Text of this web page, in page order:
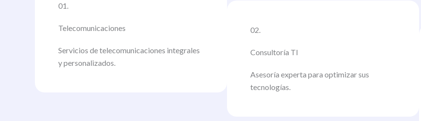
01.
Telecomunicaciones
Servicios de telecomunicaciones integrales
y personalizados.
02.
Consultoría TI
Asesoría experta para optimizar sus
tecnologías.